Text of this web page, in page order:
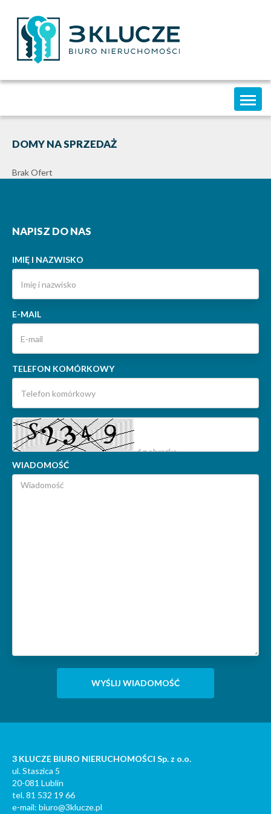
DOMY NA SPRZEDAŻ
Brak Ofert
NAPISZ DO NAS
IMIĘ I NAZWISKO
E-MAIL
TELEFON KOMÓRKOWY
WIADOMOŚĆ
3 KLUCZE BIURO NIERUCHOMOŚCI Sp. z o.o.
ul. Staszica 5
20-081 Lublin
tel. 81 532 19 66
e-mail: biuro@3klucze.pl